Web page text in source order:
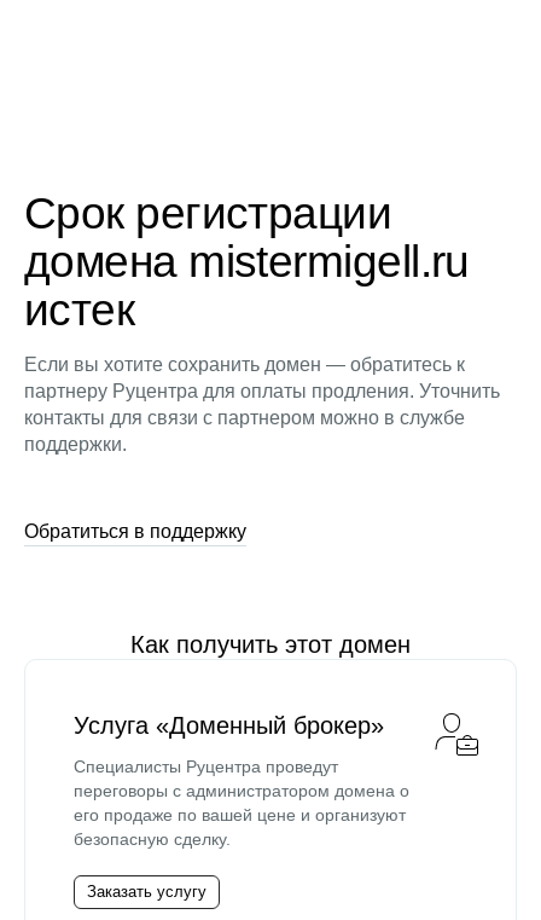
Срок регистрации
домена mistermigell.ru
истек
Если вы хотите сохранить домен — обратитесь к
партнеру Руцентра для оплаты продления. Уточнить
контакты для связи с партнером можно в службе
поддержки.
Обратиться в поддержку
Как получить этот домен
Услуга «Доменный брокер»
Специалисты Руцентра проведут
переговоры с администратором домена о
его продаже по вашей цене и организуют
безопасную сделку.
Заказать услугу